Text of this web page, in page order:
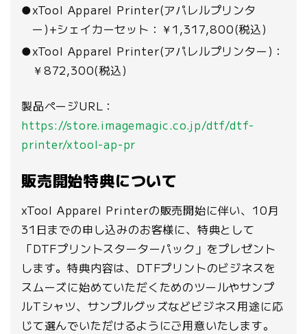
●xTool Apparel Printer(アパレルプリンタ
ー)+シェイカーセット：￥1,317,800(税込)
●xTool Apparel Printer(アパレルプリンター)：
￥872,300(税込)
製品ページURL：
https://store.imagemagic.co.jp/dtf/dtf-
printer/xtool-ap-pr
販売開始特典について
xTool Apparel Printerの販売開始に伴い、10月
31日までの申し込みのお客様に、特典として
「DTFプリントスターターパック」をプレゼント
します。特典内容は、DTFプリントのビジネスを
スムーズに始めていただくためのツールやサンプ
ルTシャツ、サンプルグッズなどビジネス用途に応
じて選んでいただけるようにご用意いたします。